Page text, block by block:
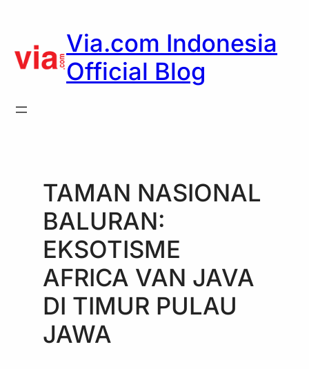
content
Via.com Indonesia
Official Blog
TAMAN NASIONAL
BALURAN:
EKSOTISME
AFRICA VAN JAVA
DI TIMUR PULAU
JAWA